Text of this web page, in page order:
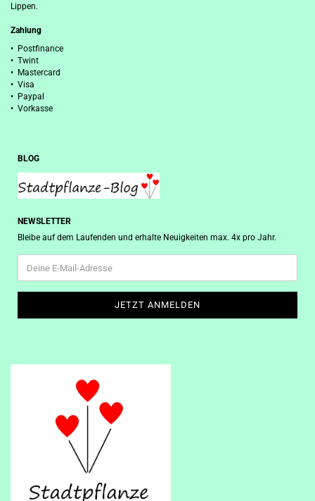
Lippen.
Zahlung
• Postfinance
• Twint
• Mastercard
• Visa
• Paypal
• Vorkasse
BLOG
NEWSLETTER
Bleibe auf dem Laufenden und erhalte Neuigkeiten max. 4x pro Jahr.